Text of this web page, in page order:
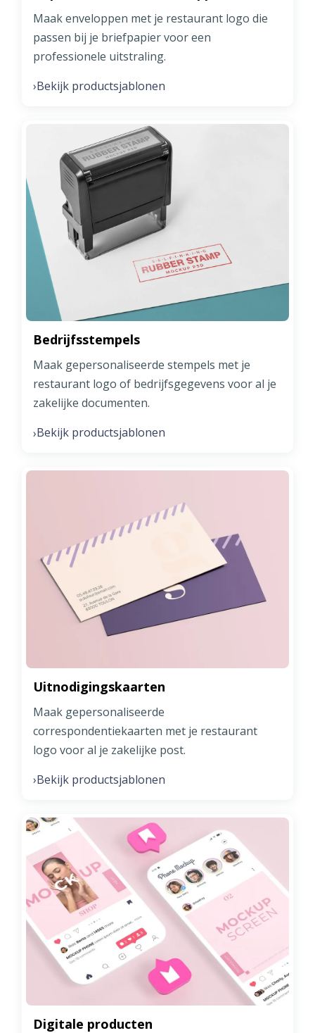
Maak enveloppen met je restaurant logo die
passen bij je briefpapier voor een
professionele uitstraling.
›Bekijk productsjablonen
Bedrijfsstempels
Maak gepersonaliseerde stempels met je
restaurant logo of bedrijfsgegevens voor al je
zakelijke documenten.
›Bekijk productsjablonen
Uitnodigingskaarten
Maak gepersonaliseerde
correspondentiekaarten met je restaurant
logo voor al je zakelijke post.
›Bekijk productsjablonen
Digitale producten